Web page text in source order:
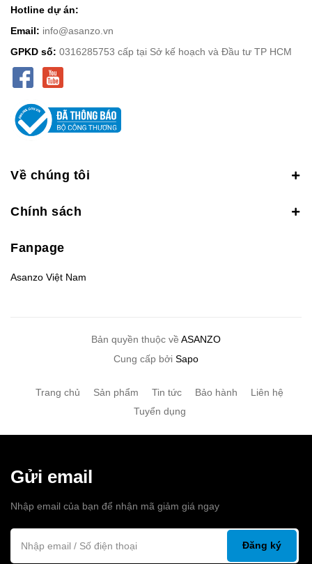
Hotline dự án:
Email: info@asanzo.vn
GPKD số: 0316285753 cấp tại Sở kế hoạch và Đầu tư TP HCM
Về chúng tôi
Chính sách
Fanpage
Asanzo Việt Nam
Bản quyền thuộc về ASANZO
Cung cấp bởi Sapo
Trang chủ Sản phẩm Tin tức Bảo hành
Liên hệ
Tuyển dụng
Gửi email
Nhập email của bạn để nhận mã giảm giá ngay
Đăng ký